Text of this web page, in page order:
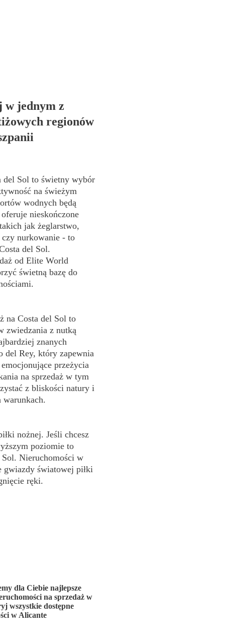
w jednym z
regionów
del Sol to świetny wybór
na świeżym
wodnych będą
nieskończone
jak żeglarstwo,
nurkowanie - to
del Sol.
od Elite World
świetną bazę do
na Costa del Sol to
zwiedzania z nutką
znanych
del Rey, który zapewnia
przeżycia
na sprzedaż w tym
z bliskości natury i
nożnej. Jeśli chcesz
poziomie to
Sol. Nieruchomości w
gwiazdy światowej piłki
ręki.
dla Ciebie najlepsze
na sprzedaż w
wszystkie dostępne
w Alicante